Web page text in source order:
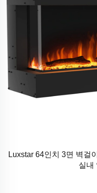
Luxstar 64인치 3면 벽걸
실내